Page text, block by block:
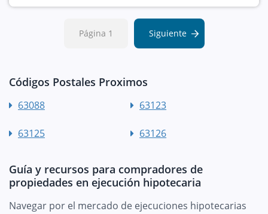
Página 1 Siguiente
Códigos Postales Proximos
63088 63123
63125 63126
Guía y recursos para compradores de
propiedades en ejecución hipotecaria
Navegar por el mercado de ejecuciones hipotecarias